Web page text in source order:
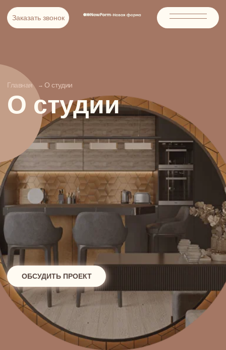
Заказать звонок
Заказать звонок
ОБСУДИТЬ ПРОЕКТ
О студии